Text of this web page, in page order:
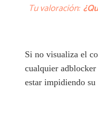
Tu valoración:
Si no visualiza el
cualquier
estar impidiendo su